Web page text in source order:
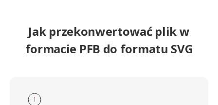
Jak przekonwertować plik w
formacie PFB do formatu SVG
1